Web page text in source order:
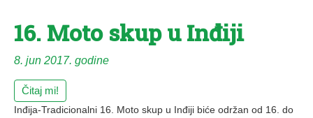
16. Moto skup u Inđiji
8. jun 2017. godine
Čitaj mi!
Inđija-Tradicionalni 16. Moto skup u Inđiji biće održan od 16. do